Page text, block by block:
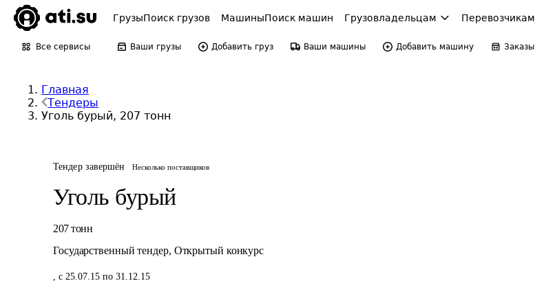
ГрузыПоиск грузов МашиныПоиск машин Грузовладельцам Перевозчикам
Все сервисы Ваши грузы Добавить груз Ваши машины Добавить машину Заказы
Главная
Тендеры
Уголь бурый, 207 тонн
Тендер завершён Несколько поставщиков
Уголь бурый
207 тонн
Государственный тендер, Открытый конкурс
, с 25.07.15 по 31.12.15